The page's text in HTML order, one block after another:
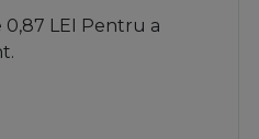
0,87 LEI Pentru a